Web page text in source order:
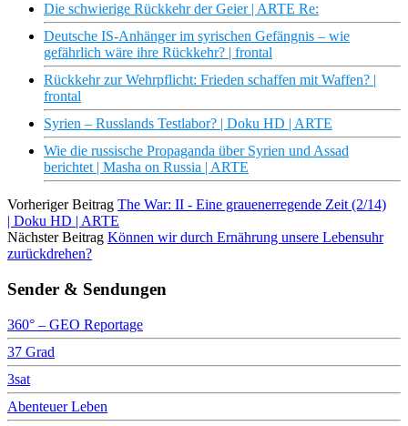
Die schwierige Rückkehr der Geier | ARTE Re:
Deutsche IS-Anhänger im syrischen Gefängnis – wie
gefährlich wäre ihre Rückkehr? | frontal
Rückkehr zur Wehrpflicht: Frieden schaffen mit Waffen? |
frontal
Syrien – Russlands Testlabor? | Doku HD | ARTE
Wie die russische Propaganda über Syrien und Assad
berichtet | Masha on Russia | ARTE
Vorheriger Beitrag The War: II - Eine grauenerregende Zeit (2/14)
| Doku HD | ARTE
Nächster Beitrag Können wir durch Ernährung unsere Lebensuhr
zurückdrehen?
Sender & Sendungen
360° – GEO Reportage
37 Grad
3sat
Abenteuer Leben